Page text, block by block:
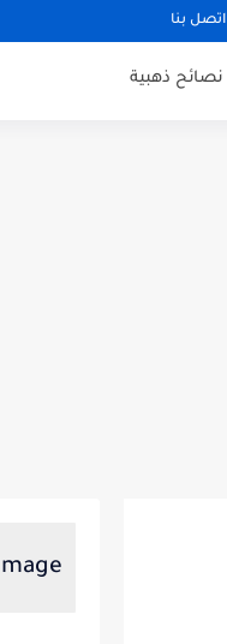
اتصل بنا
نصائح ذهبية